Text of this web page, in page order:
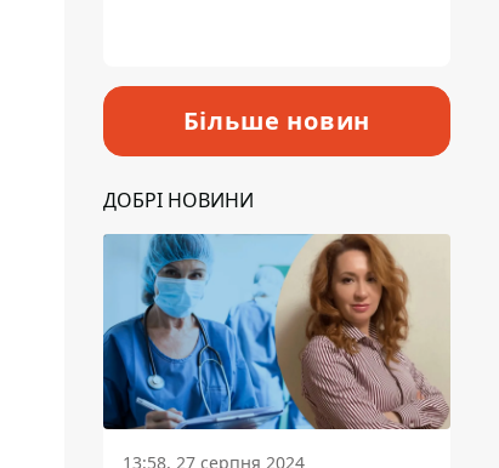
Більше новин
ДОБРІ НОВИНИ
13:58, 27 серпня 2024